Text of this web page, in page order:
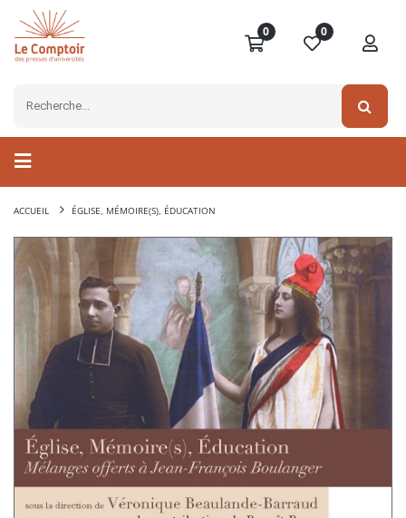
0 0
ACCUEIL ÉGLISE, MÉMOIRE(S), ÉDUCATION